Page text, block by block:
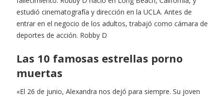
estudió cinematografía y dirección en la UCLA. Antes de
entrar en el negocio de los adultos, trabajó como cámara de
deportes de acción. Robby D
Las 10 famosas estrellas porno
muertas
«El 26 de junio, Alexandra nos dejó para siempre. Su joven